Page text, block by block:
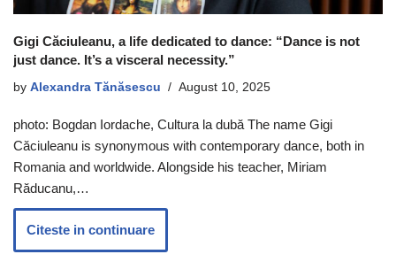
Gigi Căciuleanu, a life dedicated to dance: “Dance is not
just dance. It’s a visceral necessity.”
by Alexandra Tănăsescu August 10, 2025
photo: Bogdan Iordache, Cultura la dubă The name Gigi
Căciuleanu is synonymous with contemporary dance, both in
Romania and worldwide. Alongside his teacher, Miriam
Răducanu,…
Citeste in continuare